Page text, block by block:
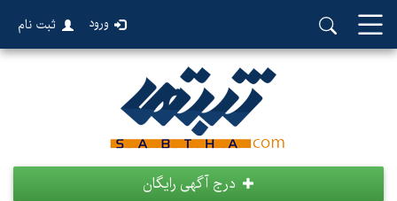
ورود ثبت نام
درج آگهی رایگان